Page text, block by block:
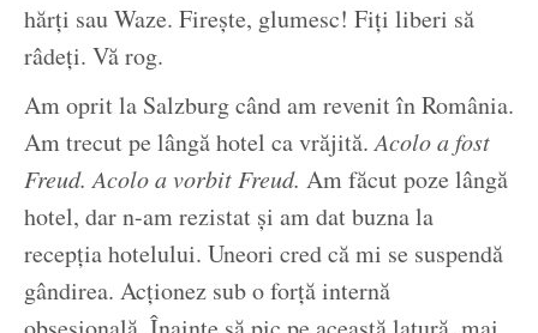
hărți sau Waze. Firește, glumesc! Fiți liberi să
râdeți. Vă rog.
Am oprit la Salzburg când am revenit în România.
Am trecut pe lângă hotel ca vrăjită.Acolo a fost
Freud. Acolo a vorbit Freud. Am făcut poze lângă
hotel, dar n-am rezistat și am dat buzna la
recepția hotelului. Uneori cred că mi se suspendă
gândirea. Acționez sub o forță internă